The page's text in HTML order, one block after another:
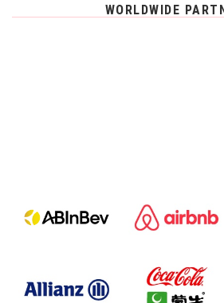
WORLDWIDE